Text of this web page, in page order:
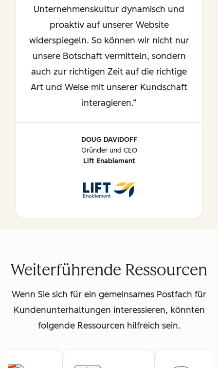
Unternehmenskultur dynamisch und
proaktiv auf unserer Website
widerspiegeln. So können wir nicht nur
unsere Botschaft vermitteln, sondern
auch zur richtigen Zeit auf die richtige
Art und Weise mit unserer Kundschaft
interagieren.
DOUG DAVIDOFF
Gründer und CEO
Lift Enablement
Weiterführende Ressourcen
Wenn Sie sich für ein gemeinsames Postfach für
Kundenunterhaltungen interessieren, könnten
folgende Ressourcen hilfreich sein.